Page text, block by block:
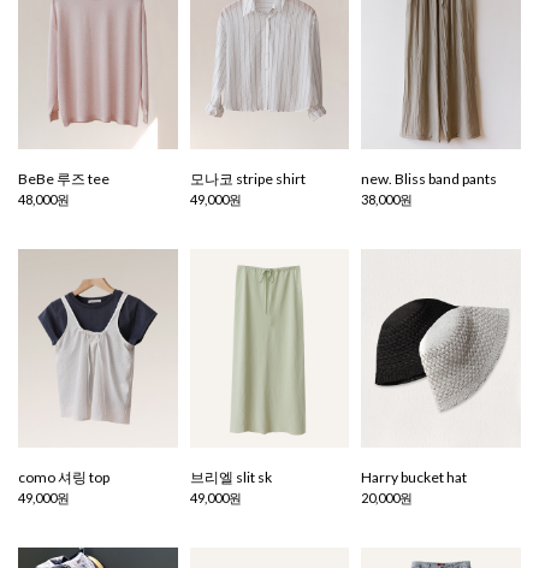
BeBe 루즈 tee
48,000원
모나코 stripe shirt
49,000원
new. Bliss band pants
38,000원
como 셔링 top
49,000원
브리엘 slit sk
49,000원
Harry bucket hat
20,000원